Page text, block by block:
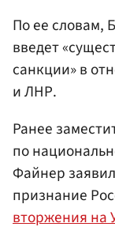
По ее словам,
введет
санкции» в
и ЛНР.
Ранее
по
Файнер
признание
вторжения на